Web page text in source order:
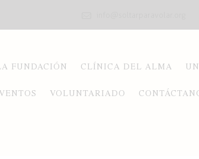
FUNDACIÓN CLÍNICA DEL ALMA
VOLUNTARIADO